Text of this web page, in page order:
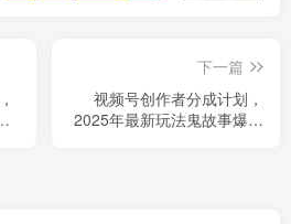
下一篇
视频号创作者分成计划，
2025年最新玩法鬼故事爆流